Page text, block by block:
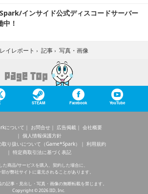
インサイド公式ディスコードサーバー
中！
イレポート › 記事 › 写真・画像
STEAM Facebook YouTube
について お問合せ 広告掲載
会社概要
個人情報保護方針
取り扱いについて（Game*Spark）
利用規約
特定商取引法に基づく表記
た商品/サービスを購入、契約した場合に、
が弊社サイトに還元されることがあります。
記事・見出し・写真・画像の無断転載を禁じます。
Copyright © 2026 IID, Inc.